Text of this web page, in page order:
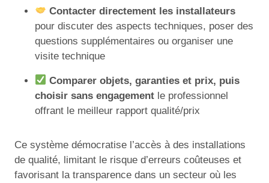
Contacter directement les installateurs
pour discuter des aspects techniques, poser des
questions supplémentaires ou organiser une
visite technique
Comparer objets, garanties et prix, puis
choisir sans engagement le professionnel
offrant le meilleur rapport qualité/prix
Ce système démocratise l’accès à des installations
de qualité, limitant le risque d’erreurs coûteuses et
favorisant la transparence dans un secteur où les